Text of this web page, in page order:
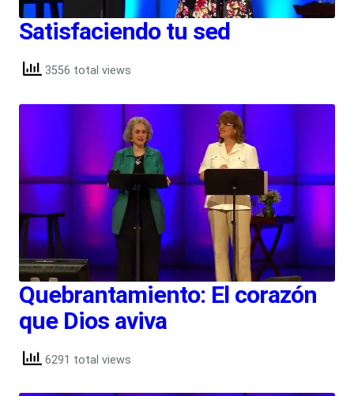
Satisfaciendo tu sed
3556 total views
Quebrantamiento: El corazón
que Dios aviva
6291 total views